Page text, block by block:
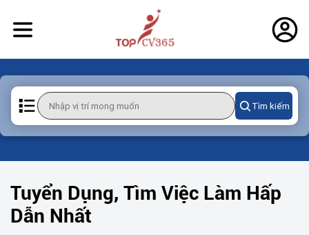
Tìm kiếm
Tuyển Dụng, Tìm Việc Làm Hấp
Dẫn Nhất